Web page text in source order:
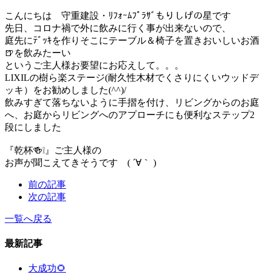
こんにちは 守重建設・ﾘﾌｫｰﾑﾌﾟﾗｻﾞもりしげの星です
先日、コロナ禍で外に飲みに行く事が出来ないので、
庭先にﾃﾞｯｷを作りそこにテーブル＆椅子を置きおいしいお酒
🍺を飲みたーい
というご主人様お要望にお応えして。。。
LIXILの樹ら楽ステージ(耐久性木材でくさりにくいウッドデ
ッキ）をお勧めしました(^^)/
飲みすぎて落ちないように手摺を付け、リビングからのお庭
へ、お庭からリビングへのアプローチにも便利なステップ2
段にしました
『乾杯🍻❕』ご主人様の
お声が聞こえてきそうです ( ´∀｀ )
前の記事
次の記事
一覧へ戻る
最新記事
大成功🌻